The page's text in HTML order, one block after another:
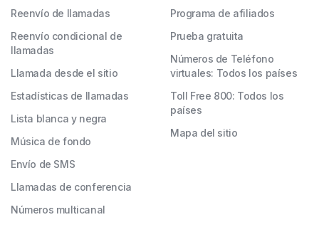
Reenvío de llamadas
Reenvío condicional de
llamadas
Llamada desde el sitio
Estadísticas de llamadas
Lista blanca y negra
Música de fondo
Envío de SMS
Llamadas de conferencia
Números multicanal
Programa de afiliados
Prueba gratuita
Números de Teléfono
virtuales: Todos los países
Toll Free 800: Todos los
países
Mapa del sitio